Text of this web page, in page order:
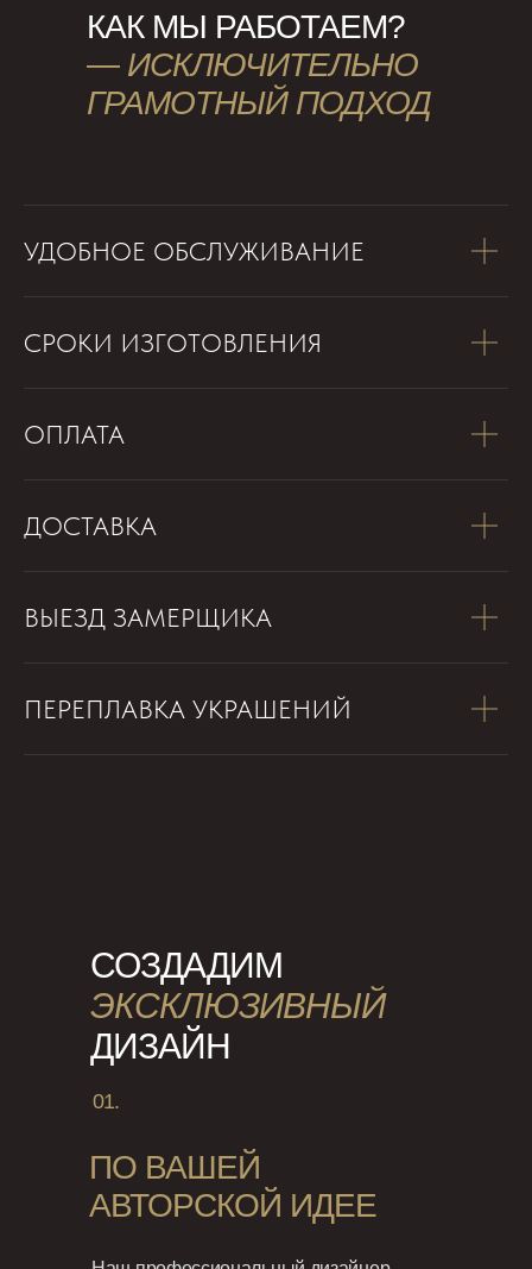
КАК МЫ РАБОТАЕМ?
— ИСКЛЮЧИТЕЛЬНО
ГРАМОТНЫЙ ПОДХОД
УДОБНОЕ ОБСЛУЖИВАНИЕ
СРОКИ ИЗГОТОВЛЕНИЯ
ОПЛАТА
ДОСТАВКА
ВЫЕЗД ЗАМЕРЩИКА
ПЕРЕПЛАВКА УКРАШЕНИЙ
СОЗДАДИМ
ЭКСКЛЮЗИВНЫЙ
ДИЗАЙН
01.
ПО ВАШЕЙ
АВТОРСКОЙ ИДЕЕ